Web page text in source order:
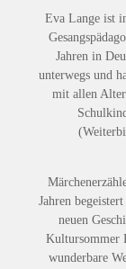
Eva Lange ist
Jahren in
unterwegs und
mit allen
Jahren
neuen
Kultursommer
wunderbare